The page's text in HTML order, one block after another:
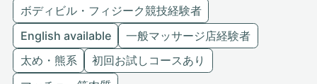
ボディビル・フィジーク競技経験者
English available
一般マッサージ店経験者
太め・熊系
初回お試しコースあり